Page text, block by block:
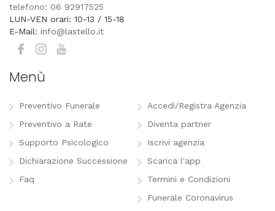
telefono: 06 92917525
LUN-VEN orari: 10-13 / 15-18
E-Mail: info@lastello.it
Menù
Preventivo Funerale
Preventivo a Rate
Supporto Psicologico
Dichiarazione Successione
Faq
Accedi/Registra Agenzia
Diventa partner
Iscrivi agenzia
Scarica l'app
Termini e Condizioni
Funerale Coronavirus